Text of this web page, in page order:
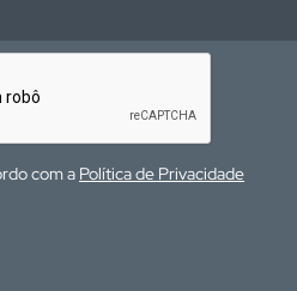
com a Política de Privacidade